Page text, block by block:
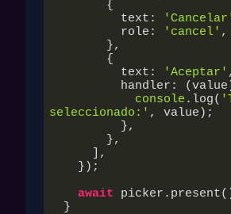
          text:
          role:
'cancel' ,
          text:
'Aceptar' ,
          handler:
(value
console .log(
seleccionado:' , value);
await